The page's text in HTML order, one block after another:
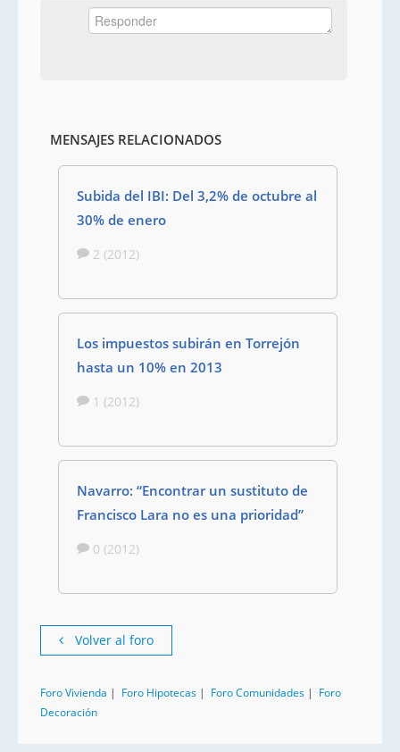
MENSAJES RELACIONADOS
Subida del IBI: Del 3,2% de octubre al
30% de enero
2 (2012)
Los impuestos subirán en Torrejón
hasta un 10% en 2013
1 (2012)
Navarro: “Encontrar un sustituto de
Francisco Lara no es una prioridad”
0 (2012)
Volver al foro
Foro Vivienda | Foro Hipotecas | Foro Comunidades | Foro
Decoración